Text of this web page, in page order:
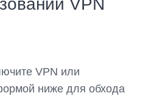
VPN
VPN или
ниже для обхода